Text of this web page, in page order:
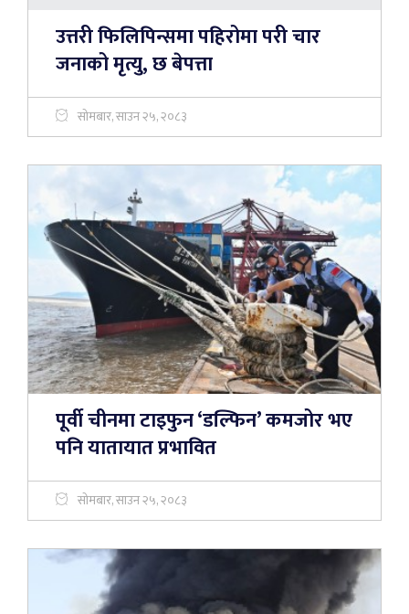
उत्तरी फिलिपिन्समा पहिरोमा परी चार
जनाको मृत्यु, छ बेपत्ता
सोमबार, साउन २५, २०८३
पूर्वी चीनमा टाइफुन ‘डल्फिन’ कमजोर भए
पनि यातायात प्रभावित
सोमबार, साउन २५, २०८३